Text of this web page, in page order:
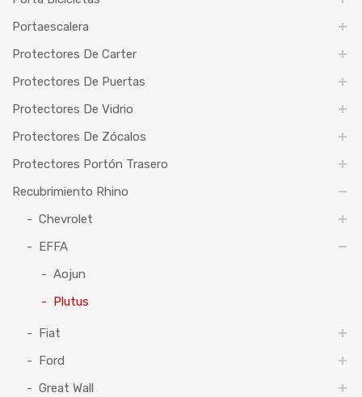
Portaescalera
Protectores De Carter
Protectores De Puertas
Protectores De Vidrio
Protectores De Zócalos
Protectores Portón Trasero
Recubrimiento Rhino
Chevrolet
EFFA
Aojun
Plutus
Fiat
Ford
Great Wall